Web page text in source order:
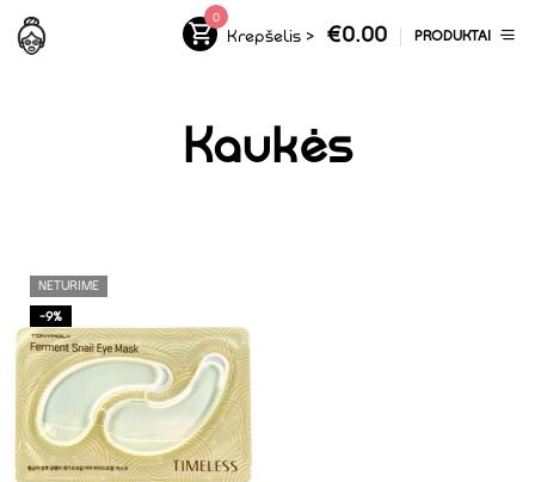
0
Krepšelis > €0.00 PRODUKTAI
Kaukės
-9%
NETURIME